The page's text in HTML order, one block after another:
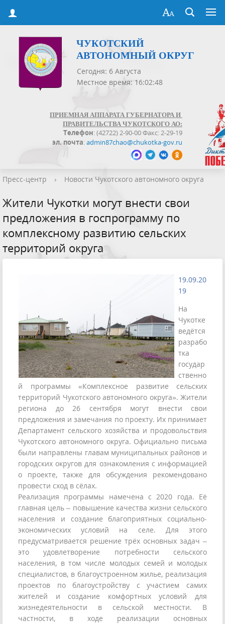
ЧУКОТСКИЙ
АВТОНОМНЫЙ ОКРУГ
Сегодня: 6 Августа
Местное время: 16:02:48
ПРИЕМНАЯ АППАРАТА ГУБЕРНАТОРА И
ПРАВИТЕЛЬСТВА ЧУКОТСКОГО АО:
Телефон: (42722) 2-90-00 Факс: 2-29-19
эл. почта:admin87chao@chukotka-gov.ru
Пресс-центр › Новости Чукотского автономного округа
Жители Чукотки могут внести свои
предложения в госпрограмму по
комплексному развитию сельских
территорий округа
19.09.20
19
На
Чукотке
ведётся
разрабо
тка
государ
ственно
й программы «Комплексное развитие сельских
территорий Чукотского автономного округа». Жители
региона до 26 сентября могут внести свои
предложения и замечания по проекту. Их принимает
Департамент сельского хозяйства и продовольствия
Чукотского автономного округа. Официально письма
были направлены главам муниципальных районов и
городских округов для ознакомления с информацией
о проекте, также для обсуждения рекомендовано
провести сход в сёлах.
Реализация программы намечена с 2020 года. Её
главная цель – повышение качества жизни сельского
населения и создание благоприятных социально-
экономических условий на селе. Для этого
предусматривается решение трёх основных задач –
это удовлетворение потребности сельского
населения, в том числе молодых семей и молодых
специалистов, в благоустроенном жилье, реализация
проектов по благоустройству с участием самих
жителей и создание комфортных условий для
жизнедеятельности в сельской местности. В
частности, в ходе реализации основных